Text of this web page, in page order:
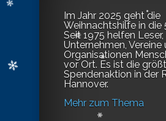
Im Jahr 2025 geht die
Weihnachtshilfe in die
Seit 1975 helfen Leser,
Unternehmen, Vereine
Organisationen
vor Ort. Es ist die
Spendenaktion in der
Hannover.
Mehr zum Thema